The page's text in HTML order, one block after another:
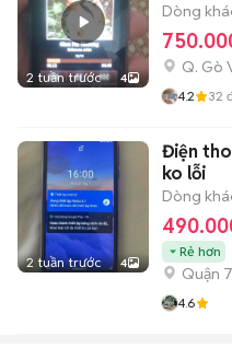
2 tuần trước 4
Dòng
Q. Gò
4.2 32
2 tuần trước 4
Điện
ko lỗi
Dòng
Rẻ hơn
Quận 7
4.6